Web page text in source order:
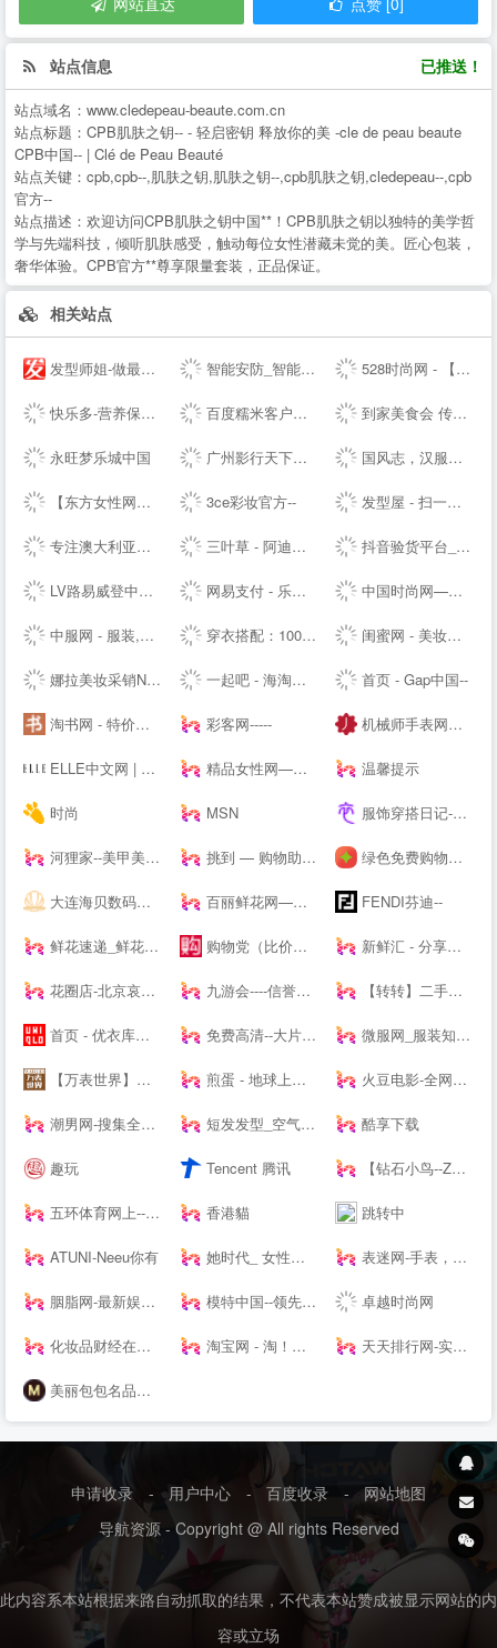
站点信息 已推送！
站点域名： www.cledepeau-beaute.com.cn
站点标题： CPB肌肤之钥-- - 轻启密钥 释放你的美 -cle de peau beaute
CPB中国-- | Clé de Peau Beauté
站点关键： cpb,cpb--,肌肤之钥,肌肤之钥--,cpb肌肤之钥,cledepeau--,cpb
官方--
站点描述： 欢迎访问CPB肌肤之钥中国**！CPB肌肤之钥以独特的美学哲
学与先端科技，倾听肌肤感受，触动每位女性潜藏未觉的美。匠心包装，
奢华体验。CPB官方**尊享限量套装，正品保证。
相关站点
发型师姐-做最贴心的发型设计网 智能安防_智能家居_智能办公_人工智能机器人-梨花恋-- 528时尚网 - 【HAO528时尚网】
快乐多-营养保健,美容护肤品专业网,打造品质好生活,值得信赖 百度糯米客户端--百度糯米--客户端下载页 到家美食会 传递好滋味
永旺梦乐城中国 广州影行天下文化传播有限公司 国风志，汉服正版导航站 Guofengzhi, Hanfu Genuine Navigation Station |
【东方女性网】女人我最大做时尚潮女人_时尚潮流女性_时尚女人 3ce彩妆官方-- 发型屋 - 扫一扫自己脸型配发型设计软件
专注澳大利亚特产和新西兰特产的澳洲中文网 - 0061澳洲制造 三叶草 - 阿迪达斯三叶草 - 三叶草-- 抖音验货平台_抖音带货达人-种草之家
LV路易威登中国-- - LOUIS VUITTON官方--中文版 | LV-- 网易支付 - 乐生活，易支付 中国时尚网—国内时尚潮流生活方式融媒体平台
中服网 - 服装,服饰,服装品牌,服装招商,服装代理加盟,女装,男装,童装,休闲装,服装媒体,服装设计,服装资讯 穿衣搭配：100款服装搭配技巧-穿衣搭配网-搭配搜 闺蜜网 - 美妆互动媒体 消费参考决策入口
娜拉美妆采销NALA - 为全球美妆商家提供采销服务的平台 一起吧 - 海淘购物网站大全，国外购物海外购，全球品牌商家华人网购导航 首页 - Gap中国--
淘书网 - 特价好书天天抢 彩客网----- 机械师手表网—海外自营仓储直邮手表，名表百年品牌文化
ELLE中文网 | 全新高端女性-- | ELLE 世界时装之苑杂志-- 精品女性网—都市白领最喜爱的高端女性新媒体平台 温馨提示
时尚 MSN 服饰穿搭日记-记录服饰美食精彩_潮流服装搭配技巧_穿衣搭配经验_服饰搭配穿衣打扮指南
河狸家--美甲美容美发美妆，上门服务 挑到 — 购物助手 超值商品每日海量快报 绿色免费购物软件下载_折扣应用下载_安卓返利app下载 - 番茄购物网
大连海贝数码网--集中采购/免费送货/免费报价/免费咨询/优质服务 百丽鲜花网—鲜花速递领先品牌,网上花店提供网上订花、送花服务 FENDI芬迪--
鲜花速递_鲜花网速递_鲜花配送【快至1小时送达】 购物党（比价器）_精选每日值得入手促销活动及优惠券_正品比价网_历史价格查询_比价软件_购物党 新鲜汇 - 分享你的消费新主张
花圈店-北京哀思无限花圈店专业提供|花圈|殡葬花圈|殡仪花圈|葬礼花圈|丧礼花圈|祭奠花圈|吊唁花圈|丧事花圈|白事花圈|哀思花圈|公祭花圈|花篮|殡葬花篮|葬礼花篮|吊唁花篮|悼念花篮|丧事花篮|祭奠花束|吊唁花束|遗像托花|灵堂布置业务及在线订购花圈速递全国业务的服务商。 九游会----信誉保证 【转转】二手交易网,二手手机交易网,58闲置交易APP,转转客服
首页 - 优衣库网络-- 免费高清--大片_每日更新不停播_一起看剧吧 微服网_服装知识--
【万表世界】全球名表资讯互动平台！全球名表品牌文化、资讯、活动，手表知识、手表导购、手表鉴赏 煎蛋 - 地球上没有新鲜事 火豆电影-全网高清聚合影视-免费--
潮男网-搜集全球潮牌及球鞋潮流情报「潮牌球鞋综合站」 短发发型_空气刘海_流行发型设计网_美发街 酷享下载
趣玩 Tencent 腾讯 【钻石小鸟--Zbird】-网购珠宝专业品牌
五环体育网上--hiwuhuan.com-运动鞋服1-8折起，户外品牌低至1折，专柜正品，耐克，阿迪达斯，匡威，户外鞋，篮球鞋，足球鞋，慢跑鞋，实体店供货 香港貓 跳转中
ATUNI-Neeu你有 她时代_ 女性时尚生活网站|Smartshe-全球时尚分享平台 表迷网-手表，名表，腕表-我的手表网，我的手表专家。
胭脂网-最新娱乐明星热点尽在胭脂网 模特中国--领先的模特资讯及模特培训---- 卓越时尚网
化妆品财经在线-用记录凝视产业 淘宝网 - 淘！我喜欢 天天排行网-实用的十大品牌排名排行网站
美丽包包名品网-2017新款香奈儿包包|gucci包|lv包|dior包包
申请收录 - 用户中心 - 百度收录 -
网站地图
导航资源 - Copyright @ All rights Reserved
此内容系本站根据来路自动抓取的结果，不代表本站赞成被显示网站的内
容或立场